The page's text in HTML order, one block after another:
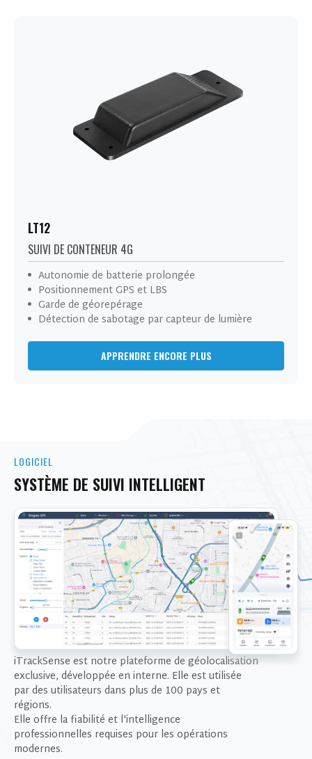
LT12
SUIVI DE CONTENEUR 4G
Autonomie de batterie prolongée
Positionnement GPS et LBS
Garde de géorepérage
Détection de sabotage par capteur de lumière
APPRENDRE ENCORE PLUS
LOGICIEL
SYSTÈME DE SUIVI INTELLIGENT
iTrackSense est notre plateforme de géolocalisation
exclusive, développée en interne. Elle est utilisée
par des utilisateurs dans plus de 100 pays et
régions.
Elle offre la fiabilité et l'intelligence
professionnelles requises pour les opérations
modernes.
CONTACTEZ-NOUS
Produits d'intérêt
Je consens à recevoir des mises à jour sur les
produits et les événements de notre site web
et je donne mon consentement sur la base